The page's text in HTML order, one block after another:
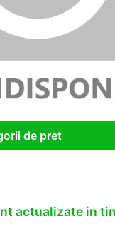
de pret
actualizate in